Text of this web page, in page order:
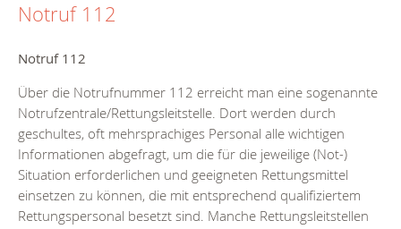
Notruf 112
Notruf 112
Über die Notrufnummer 112 erreicht man eine sogenannte
Notrufzentrale/Rettungsleitstelle. Dort werden durch
geschultes, oft mehrsprachiges Personal alle wichtigen
Informationen abgefragt, um die für die jeweilige (Not-)
Situation erforderlichen und geeigneten Rettungsmittel
einsetzen zu können, die mit entsprechend qualifiziertem
Rettungspersonal besetzt sind. Manche Rettungsleitstellen